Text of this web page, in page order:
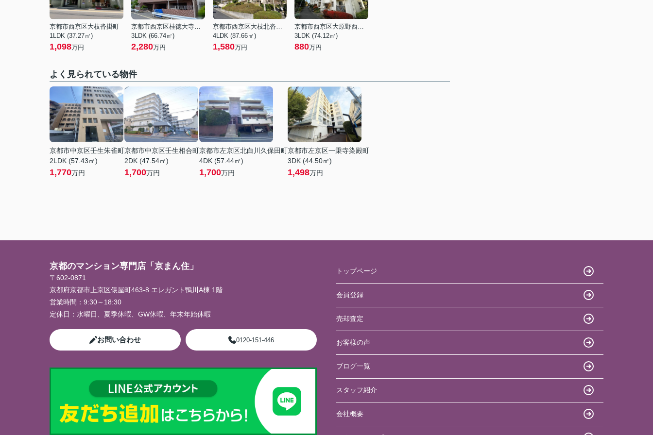
京都市西京区大枝沓掛町
1LDK (37.27㎡)
1,098万円
京都市西京区桂徳大寺北町
3LDK (66.74㎡)
2,280万円
京都市西京区大枝北沓掛町２丁目
4LDK (87.66㎡)
1,580万円
京都市西京区大原野西境谷町２丁目
3LDK (74.12㎡)
880万円
よく見られている物件
京都市中京区壬生朱雀町
2LDK (57.43㎡)
1,770万円
京都市中京区壬生相合町
2DK (47.54㎡)
1,700万円
京都市左京区北白川久保田町
4DK (57.44㎡)
1,700万円
京都市左京区一乗寺染殿町
3DK (44.50㎡)
1,498万円
京都のマンション専門店「京まん住」
〒602-0871
京都府京都市上京区俵屋町463-8 エレガント鴨川A棟 1階
営業時間： 9:30～18:30
定休日： 水曜日、夏季休暇、GW休暇、年末年始休暇
お問い合わせ 0120-151-446
トップページ
会員登録
売却査定
お客様の声
ブログ一覧
スタッフ紹介
会社概要